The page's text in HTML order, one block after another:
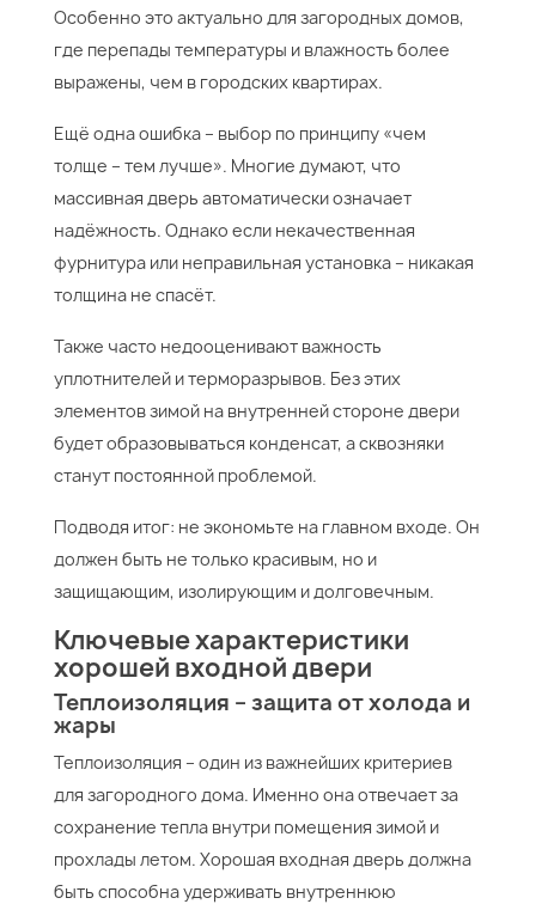
Особенно это актуально для загородных домов,
где перепады температуры и влажность более
выражены, чем в городских квартирах.
Ещё одна ошибка – выбор по принципу «чем
толще – тем лучше». Многие думают, что
массивная дверь автоматически означает
надёжность. Однако если некачественная
фурнитура или неправильная установка – никакая
толщина не спасёт.
Также часто недооценивают важность
уплотнителей и терморазрывов. Без этих
элементов зимой на внутренней стороне двери
будет образовываться конденсат, а сквозняки
станут постоянной проблемой.
Подводя итог: не экономьте на главном входе. Он
должен быть не только красивым, но и
защищающим, изолирующим и долговечным.
Ключевые характеристики
хорошей входной двери
Теплоизоляция – защита от холода и
жары
Теплоизоляция – один из важнейших критериев
для загородного дома. Именно она отвечает за
сохранение тепла внутри помещения зимой и
прохлады летом. Хорошая входная дверь должна
быть способна удерживать внутреннюю